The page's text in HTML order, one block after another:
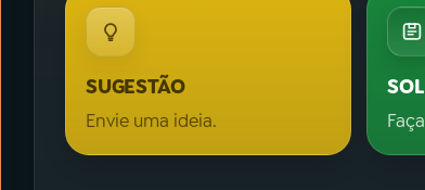
SUGESTÃO
Envie uma ideia.